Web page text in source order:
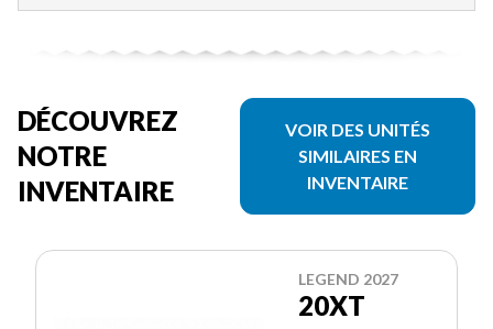
DÉCOUVREZ
NOTRE
INVENTAIRE
VOIR DES UNITÉS
SIMILAIRES EN
INVENTAIRE
LEGEND 2027
20XT